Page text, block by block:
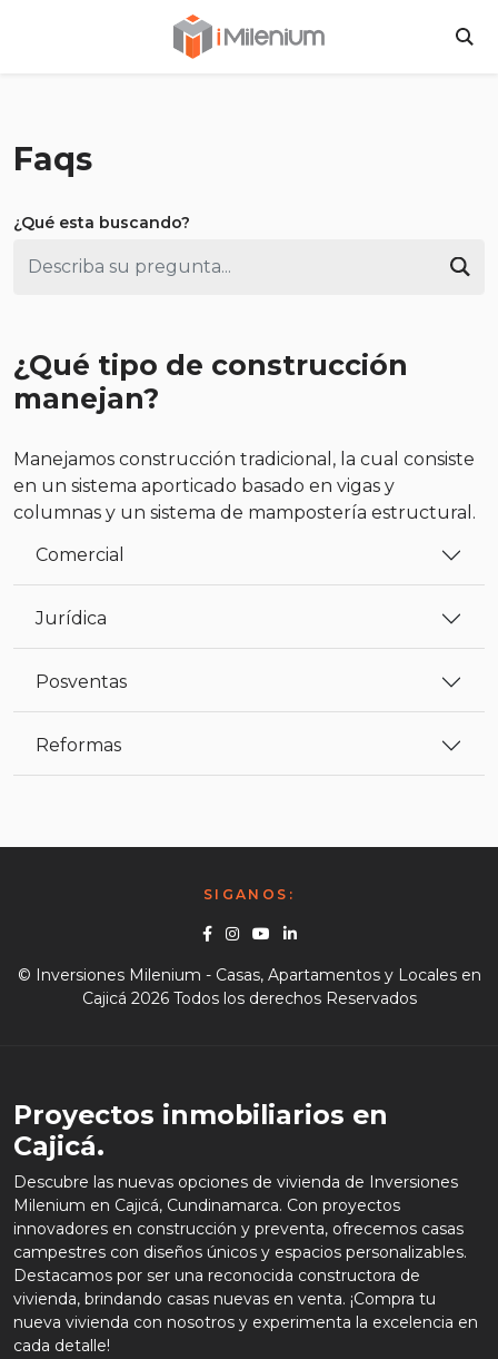
Faqs
¿Qué esta buscando?
¿Qué tipo de construcción
manejan?
Manejamos construcción tradicional, la cual consiste
en un sistema aporticado basado en vigas y
columnas y un sistema de mampostería estructural.
Comercial
Jurídica
Posventas
Reformas
SIGANOS:
Facebook
Instagram
YoutubeLinkedin
© Inversiones Milenium - Casas, Apartamentos y Locales en
Cajicá 2026 Todos los derechos Reservados
Proyectos inmobiliarios en
Cajicá.
Descubre las nuevas opciones de vivienda de Inversiones
Milenium en Cajicá, Cundinamarca. Con proyectos
innovadores en construcción y preventa, ofrecemos casas
campestres con diseños únicos y espacios personalizables.
Destacamos por ser una reconocida constructora de
vivienda, brindando casas nuevas en venta. ¡Compra tu
nueva vivienda con nosotros y experimenta la excelencia en
cada detalle!